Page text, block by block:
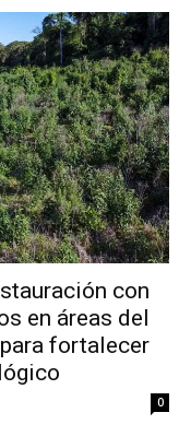
con
en áreas del
fortalecer
0